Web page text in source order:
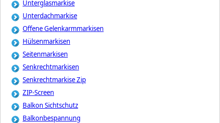
Unterglasmarkise
Unterdachmarkise
Offene Gelenkarmmarkisen
Hülsenmarkisen
Seitenmarkisen
Senkrechtmarkisen
Senkrechtmarkise Zip
ZIP-Screen
Balkon Sichtschutz
Balkonbespannung